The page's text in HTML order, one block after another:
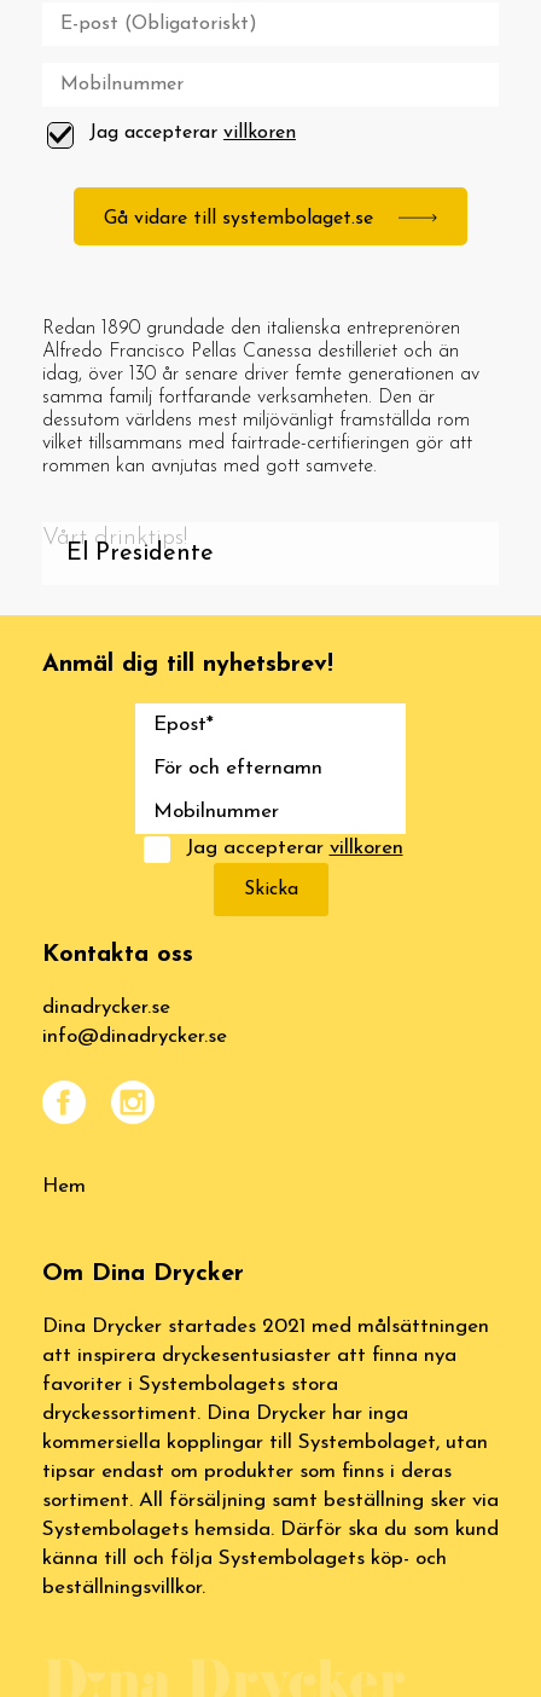
Jag accepterar villkoren
Gå vidare till systembolaget.se
Vårt drinktips!
El Presidente
Redan 1890 grundade den italienska entreprenören
Alfredo Francisco Pellas Canessa destilleriet och än
idag, över 130 år senare driver femte generationen av
samma familj fortfarande verksamheten. Den är
dessutom världens mest miljövänligt framställda rom
vilket tillsammans med fairtrade-certifieringen gör att
rommen kan avnjutas med gott samvete.
Anmäl dig till nyhetsbrev!
Jag accepterar villkoren
Skicka
Kontakta oss
dinadrycker.se
info@dinadrycker.se
Hem
Om Dina Drycker
Dina Drycker startades 2021 med målsättningen
att inspirera dryckesentusiaster att finna nya
favoriter i Systembolagets stora
dryckessortiment. Dina Drycker har inga
kommersiella kopplingar till Systembolaget, utan
tipsar endast om produkter som finns i deras
sortiment. All försäljning samt beställning sker via
Systembolagets hemsida. Därför ska du som kund
känna till och följa Systembolagets köp- och
beställningsvillkor.